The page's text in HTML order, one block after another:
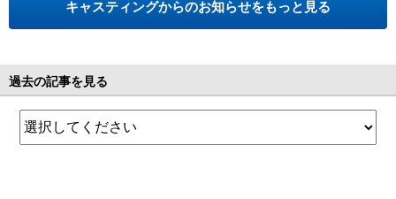
キャスティングからのお知らせをもっと見る
過去の記事を見る